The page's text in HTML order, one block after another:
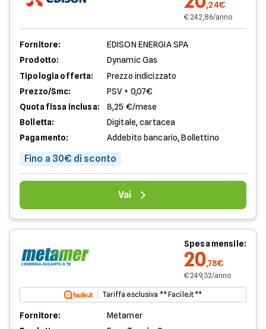
,24€
€ 242,86/anno
Fornitore:
EDISON ENERGIA SPA
Prodotto:
Dynamic Gas
Tipologia offerta:
Prezzo indicizzato
Prezzo/Smc:
PSV + 0,07€
Quota fissa inclusa:
8,25 €/mese
Bolletta:
Digitale, cartacea
Pagamento:
Addebito bancario, Bollettino
Fino a 30€ di sconto
Vai
Spesa mensile:
20,78€
€ 249,32/anno
Tariffa esclusiva ** Facile.it **
Fornitore:
Metamer